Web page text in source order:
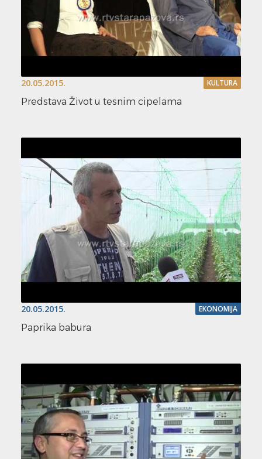
20.05.2015. KULTURA
Predstava Život u tesnim cipelama
20.05.2015. EKONOMIJA
Paprika babura